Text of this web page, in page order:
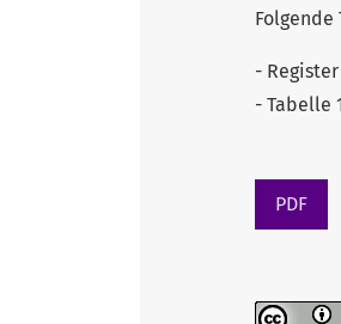
-
- Tabelle
PDF